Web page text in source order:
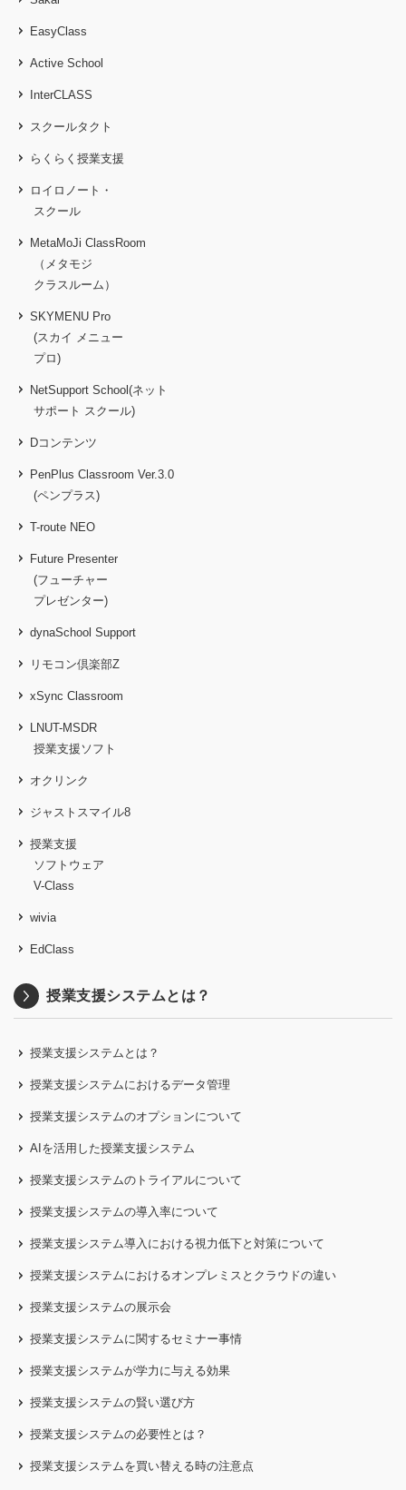
EasyClass
Active School
InterCLASS
スクールタクト
らくらく授業支援
ロイロノート・
スクール
MetaMoJi ClassRoom
（メタモジ
クラスルーム）
SKYMENU Pro
(スカイ メニュー
プロ)
NetSupport School(ネット
サポート スクール)
Dコンテンツ
PenPlus Classroom Ver.3.0
(ペンプラス)
T-route NEO
Future Presenter
(フューチャー
プレゼンター)
dynaSchool Support
リモコン倶楽部Z
xSync Classroom
LNUT-MSDR
授業支援ソフト
オクリンク
ジャストスマイル8
授業支援
ソフトウェア
V-Class
wivia
EdClass
授業支援システムとは？
授業支援システムとは？
授業支援システムにおけるデータ管理
授業支援システムのオプションについて
AIを活用した授業支援システム
授業支援システムのトライアルについて
授業支援システムの導入率について
授業支援システム導入における視力低下と対策について
授業支援システムにおけるオンプレミスとクラウドの違い
授業支援システムの展示会
授業支援システムに関するセミナー事情
授業支援システムが学力に与える効果
授業支援システムの賢い選び方
授業支援システムの必要性とは？
授業支援システムを買い替える時の注意点